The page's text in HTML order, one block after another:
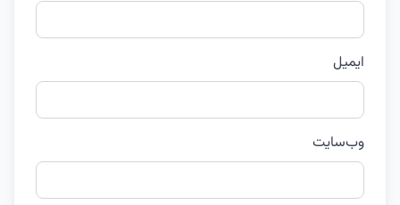
ایمیل
وب‌سایت